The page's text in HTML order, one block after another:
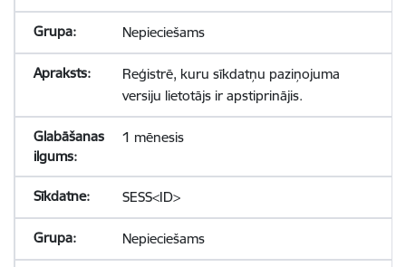
Nepieciešams
Reģistrē, kuru sīkdatņu paziņojuma
versiju lietotājs ir apstiprinājis.
1 mēnesis
SESS<ID>
Nepieciešams